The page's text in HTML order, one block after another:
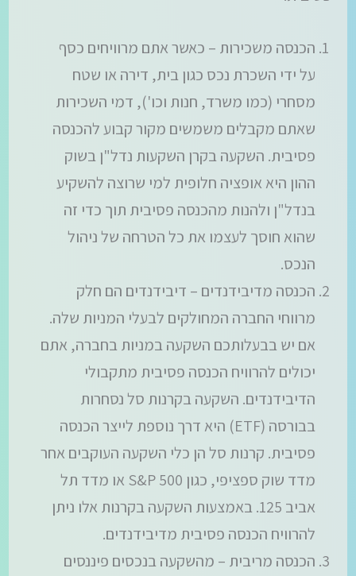
הכנסה משכירות – כאשר אתם מרוויחים כסף
על ידי השכרת נכס כגון בית, דירה או שטח
מסחרי (כמו משרד, חנות וכו'), דמי השכירות
שאתם מקבלים משמשים מקור קבוע להכנסה
פסיבית. השקעה בקרן השקעות נדל"ן בשוק
ההון היא אופציה חלופית למי שרוצה להשקיע
בנדל"ן ולהנות מהכנסה פסיבית תוך כדי זה
שהוא חוסך לעצמו את כל הטרחה של ניהול
הנכס.
הכנסה מדיבידנדים – דיבידנדים הם חלק
מרווחי החברה המחולקים לבעלי המניות שלה.
אם יש בבעלותכם השקעה במניות בחברה, אתם
יכולים להרוויח הכנסה פסיבית מתקבולי
הדיבידנדים. השקעה בקרנות סל נסחרות
בבורסה (ETF) היא דרך נוספת לייצר הכנסה
פסיבית. קרנות סל הן כלי השקעה העוקבים אחר
מדד שוק ספציפי, כגון S&P 500 או מדד תל
אביב 125. באמצעות השקעה בקרנות אלו ניתן
להרוויח הכנסה פסיבית מדיבידנדים.
הכנסה מריבית – מהשקעה בנכסים פיננסים